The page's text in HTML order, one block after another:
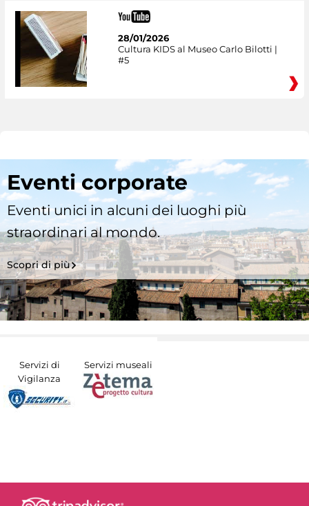
28/01/2026
Cultura KIDS al Museo Carlo Bilotti |
#5
Eventi corporate
Eventi unici in alcuni dei luoghi più
straordinari al mondo.
Scopri di più
Servizi di
Vigilanza
Servizi museali